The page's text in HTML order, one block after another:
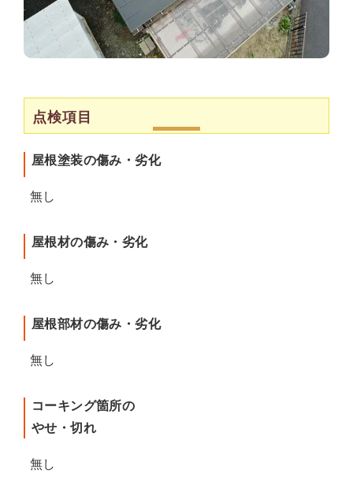
点検項目
屋根塗装の傷み・劣化
無し
屋根材の傷み・劣化
無し
屋根部材の傷み・劣化
無し
コーキング箇所の
やせ・切れ
無し